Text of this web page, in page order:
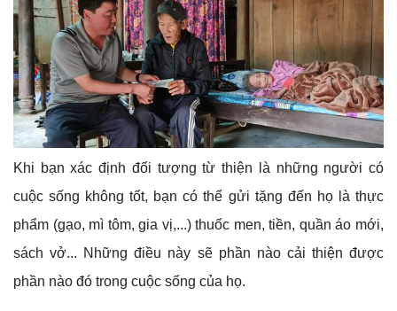
Khi bạn xác định đối tượng từ thiện là những người có
cuộc sống không tốt, bạn có thể gửi tặng đến họ là thực
phẩm (gạo, mì tôm, gia vị,...) thuốc men, tiền, quần áo mới,
sách vở... Những điều này sẽ phần nào cải thiện được
phần nào đó trong cuộc sống của họ.